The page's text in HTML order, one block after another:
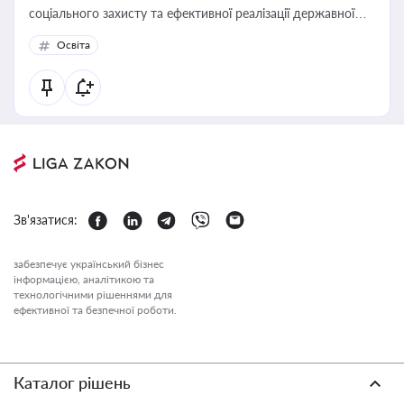
соціального захисту та ефективної реалізації державної
політики у цій галузі
Освіта
Зв'язатися:
забезпечує український бізнес
інформацією, аналітикою та
технологічними рішеннями для
ефективної та безпечної роботи.
Каталог рішень